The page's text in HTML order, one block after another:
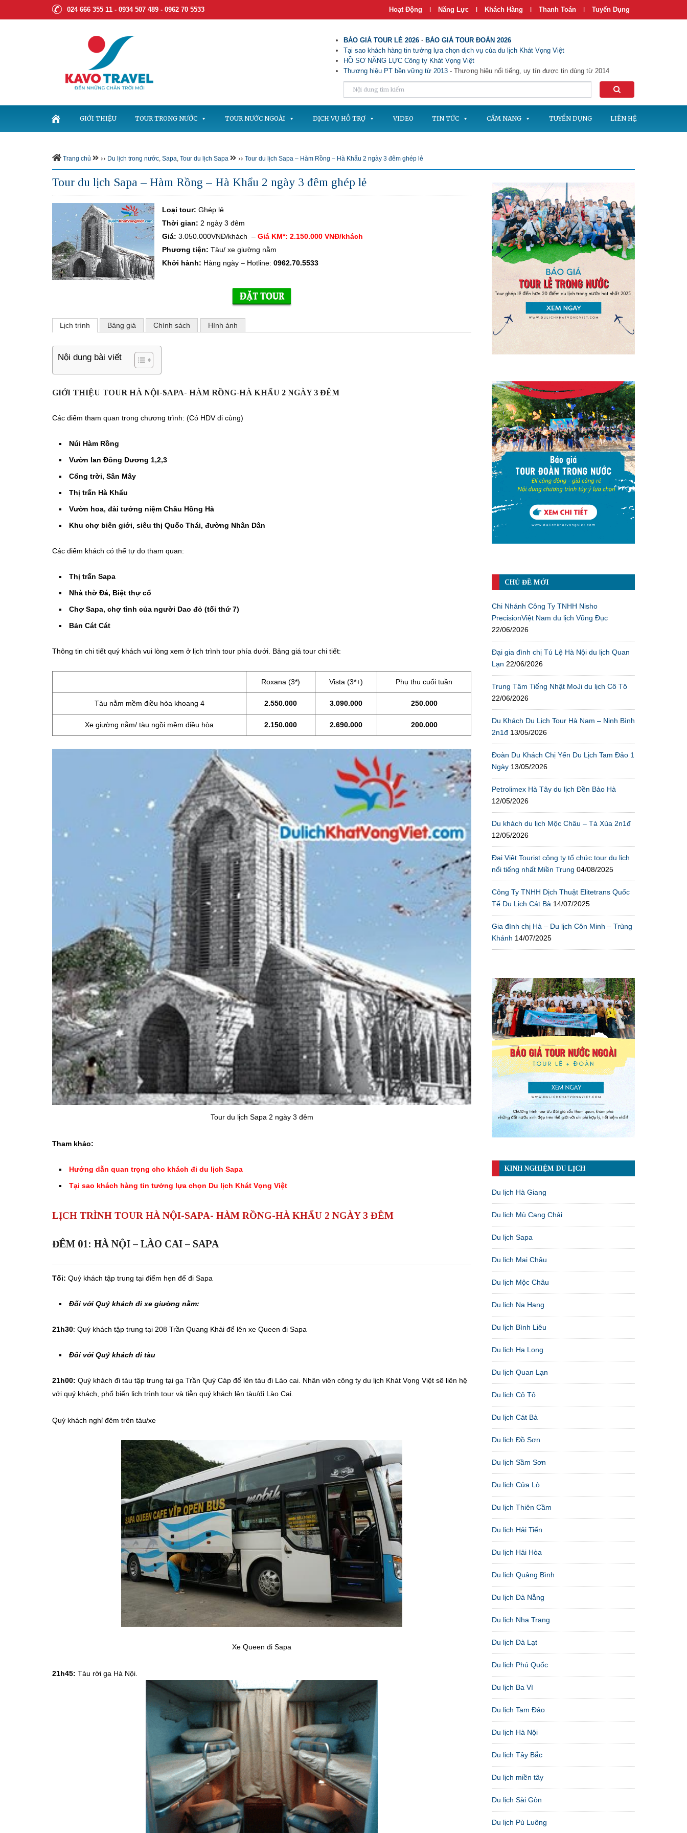
024 666 355 11 - 0934 507 489 - 0962 70 5533 Hoạt Động | Năng Lực | Khách Hàng | Thanh Toán | Tuyển Dụng
BÁO GIÁ TOUR LẺ 2026 - BÁO GIÁ TOUR ĐOÀN 2026
Tại sao khách hàng tin tưởng lựa chọn dịch vụ của du lịch Khát Vọng Việt
HỒ SƠ NĂNG LỰC Công ty Khát Vọng Việt
Thương hiệu PT bền vững từ 2013 - Thương hiệu nổi tiếng, uy tín được tin dùng từ 2014
GIỚI THIỆU TOUR TRONG NƯỚC TOUR NƯỚC NGOÀI DỊCH VỤ HỖ TRỢ VIDEO TIN TỨC CẨM NANG TUYỂN DỤNG LIÊN HỆ
Trang chủ ›› Du lịch trong nước, Sapa, Tour du lịch Sapa ›› Tour du lịch Sapa – Hàm Rồng – Hà Khẩu 2 ngày 3 đêm ghép lẻ
Tour du lịch Sapa – Hàm Rồng – Hà Khẩu 2 ngày 3 đêm ghép lẻ
Loại tour: Ghép lẻ
Thời gian: 2 ngày 3 đêm
Giá: 3.050.000VNĐ/khách – Giá KM*: 2.150.000 VNĐ/khách
Phương tiện: Tàu/ xe giường nằm
Khởi hành: Hàng ngày – Hotline: 0962.70.5533
Lịch trình Bảng giá Chính sách Hình ảnh
Nội dung bài viết
GIỚI THIỆU TOUR HÀ NỘI-SAPA- HÀM RỒNG-HÀ KHẨU 2 NGÀY 3 ĐÊM
Các điểm tham quan trong chương trình: (Có HDV đi cùng)
Núi Hàm Rồng
Vườn lan Đông Dương 1,2,3
Cổng trời, Sân Mây
Thị trấn Hà Khẩu
Vườn hoa, đài tưởng niệm Châu Hồng Hà
Khu chợ biên giới, siêu thị Quốc Thái, đường Nhân Dân
Các điểm khách có thể tự do tham quan:
Thị trấn Sapa
Nhà thờ Đá, Biệt thự cổ
Chợ Sapa, chợ tình của người Dao đỏ (tối thứ 7)
Bản Cát Cát
Thông tin chi tiết quý khách vui lòng xem ở lịch trình tour phía dưới. Bảng giá tour chi tiết:
Roxana (3*) Vista (3*+) Phụ thu cuối tuần
Tàu nằm mềm điều hòa khoang 4 2.550.000 3.090.000 250.000
Xe giường nằm/ tàu ngồi mềm điều hòa 2.150.000 2.690.000 200.000
Tour du lịch Sapa 2 ngày 3 đêm
Tham khảo:
Hướng dẫn quan trọng cho khách đi du lịch Sapa
Tại sao khách hàng tin tưởng lựa chọn Du lịch Khát Vọng Việt
LỊCH TRÌNH TOUR HÀ NỘI-SAPA- HÀM RỒNG-HÀ KHẨU 2 NGÀY 3 ĐÊM
ĐÊM 01: HÀ NỘI – LÀO CAI – SAPA
Tối: Quý khách tập trung tại điểm hẹn để đi Sapa
Đối với Quý khách đi xe giường nằm:
21h30: Quý khách tập trung tại 208 Trần Quang Khải để lên xe Queen đi Sapa
Đối với Quý khách đi tàu
21h00: Quý khách đi tàu tập trung tại ga Trần Quý Cáp để lên tàu đi Lào cai. Nhân viên công ty du lịch Khát Vọng Việt sẽ liên hệ
với quý khách, phổ biến lịch trình tour và tiễn quý khách lên tàu/đi Lào Cai.
Quý khách nghỉ đêm trên tàu/xe
Xe Queen đi Sapa
21h45: Tàu rời ga Hà Nội.
CHỦ ĐỀ MỚI
Chi Nhánh Công Ty TNHH Nisho
PrecisionViệt Nam du lịch Vũng Đục
22/06/2026
Đại gia đình chị Tú Lệ Hà Nội du lịch Quan
Lạn 22/06/2026
Trung Tâm Tiếng Nhật MoJi du lịch Cô Tô
22/06/2026
Du Khách Du Lịch Tour Hà Nam – Ninh Bình
2n1đ 13/05/2026
Đoàn Du Khách Chị Yến Du Lịch Tam Đảo 1
Ngày 13/05/2026
Petrolimex Hà Tây du lịch Đền Bảo Hà
12/05/2026
Du khách du lịch Mộc Châu – Tà Xùa 2n1đ
12/05/2026
Đại Việt Tourist công ty tổ chức tour du lịch
nổi tiếng nhất Miền Trung 04/08/2025
Công Ty TNHH Dịch Thuật Elitetrans Quốc
Tế Du Lịch Cát Bà 14/07/2025
Gia đình chị Hà – Du lịch Côn Minh – Trùng
Khánh 14/07/2025
KINH NGHIỆM DU LỊCH
Du lịch Hà Giang
Du lịch Mù Cang Chải
Du lịch Sapa
Du lịch Mai Châu
Du lịch Mộc Châu
Du lịch Na Hang
Du lịch Bình Liêu
Du lịch Hạ Long
Du lịch Quan Lạn
Du lịch Cô Tô
Du lịch Cát Bà
Du lịch Đồ Sơn
Du lịch Sầm Sơn
Du lịch Cửa Lò
Du lịch Thiên Cầm
Du lịch Hải Tiến
Du lịch Hải Hòa
Du lịch Quảng Bình
Du lịch Đà Nẵng
Du lịch Nha Trang
Du lịch Đà Lạt
Du lịch Phú Quốc
Du lịch Ba Vì
Du lịch Tam Đảo
Du lịch Hà Nội
Du lịch Tây Bắc
Du lịch miền tây
Du lịch Sài Gòn
Du lịch Pù Luông